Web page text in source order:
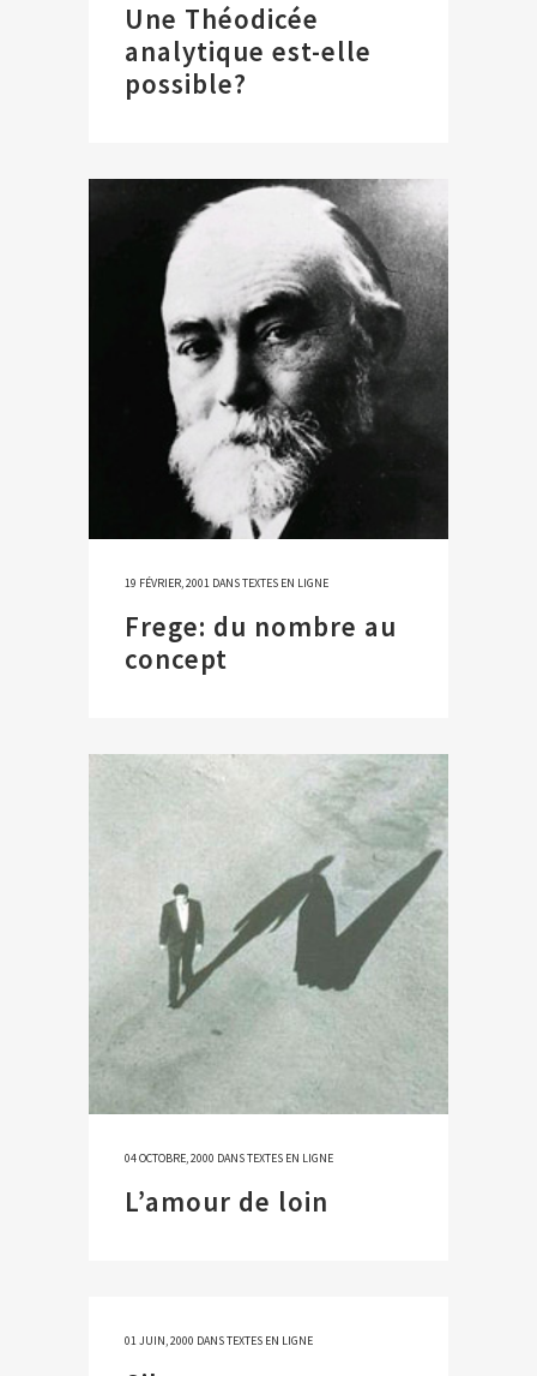
Une Théodicée
analytique est-elle
possible?
19 FÉVRIER, 2001 DANSTEXTES EN LIGNE
Frege: du nombre au
concept
04 OCTOBRE, 2000 DANSTEXTES EN LIGNE
L’amour de loin
01 JUIN, 2000 DANSTEXTES EN LIGNE